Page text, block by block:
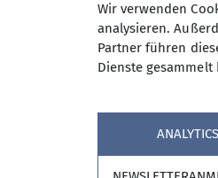
Statt
Ganz
Tour.
Wir verwenden
analysieren.
Partner führen
Dienste gesammelt
ANALYTICS